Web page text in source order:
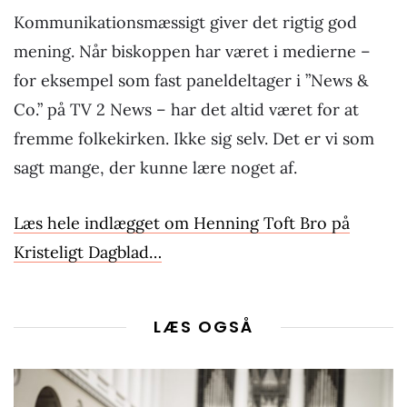
Kommunikationsmæssigt giver det rigtig god
mening. Når biskoppen har været i medierne –
for eksempel som fast paneldeltager i ”News &
Co.” på TV 2 News – har det altid været for at
fremme folkekirken. Ikke sig selv. Det er vi som
sagt mange, der kunne lære noget af.
Læs hele indlægget om Henning Toft Bro på
Kristeligt Dagblad…
LÆS OGSÅ